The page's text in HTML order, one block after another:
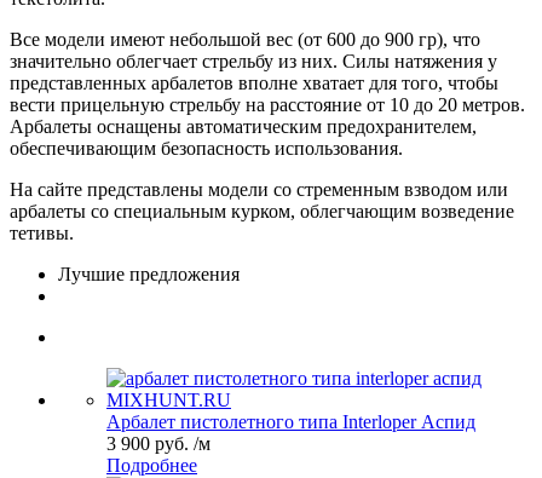
Все модели имеют небольшой вес (от 600 до 900 гр), что
значительно облегчает стрельбу из них. Силы натяжения у
представленных арбалетов вполне хватает для того, чтобы
вести прицельную стрельбу на расстояние от 10 до 20 метров.
Арбалеты оснащены автоматическим предохранителем,
обеспечивающим безопасность использования.
На сайте представлены модели со стременным взводом или
арбалеты со специальным курком, облегчающим возведение
тетивы.
Лучшие предложения
Арбалет пистолетного типа Interloper Аспид
3 900 руб. /м
Подробнее